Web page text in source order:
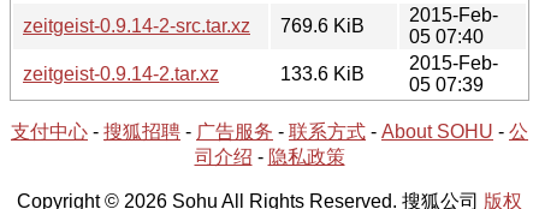
zeitgeist-0.9.14-2-src.tar.xz
769.6 KiB
2015-Feb-
05 07:40
zeitgeist-0.9.14-2.tar.xz
133.6 KiB
2015-Feb-
05 07:39
支付中心 - 搜狐招聘 - 广告服务 - 联系方式 - About SOHU - 公
司介绍 - 隐私政策
Copyright © 2026 Sohu All Rights Reserved. 搜狐公司 版权